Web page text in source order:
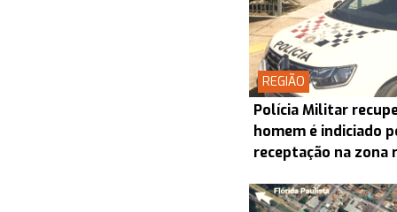
REGIÃO
Polícia Militar
homem é indiciado
receptação na zona